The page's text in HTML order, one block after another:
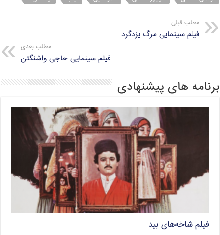
مطلب قبلی
فیلم سینمایی مرگ یزدگرد
مطلب بعدی
فیلم سینمایی حاجی واشنگتن
برنامه های پیشنهادی
فیلم شاخه‌های بید